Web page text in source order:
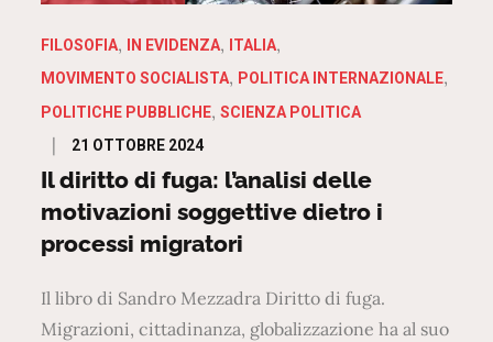
FILOSOFIA IN EVIDENZA
ITALIA
MOVIMENTO SOCIALISTA
POLITICA INTERNAZIONALE
POLITICHE PUBBLICHE SCIENZA POLITICA
Posted
on
21 OTTOBRE 2024
Il diritto di fuga: l’analisi delle
motivazioni soggettive dietro i
processi migratori
Il libro di Sandro Mezzadra Diritto di fuga.
Migrazioni, cittadinanza, globalizzazione ha al suo